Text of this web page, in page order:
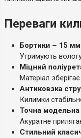
Переваги
Бортики – 15 мм
Утримують
Міцний
Матеріал
Антиковзка
Килимки
Точна
Акуратне
Стильний